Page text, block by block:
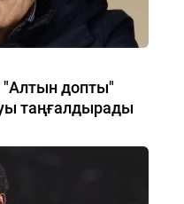
допты"
таңғалдырады